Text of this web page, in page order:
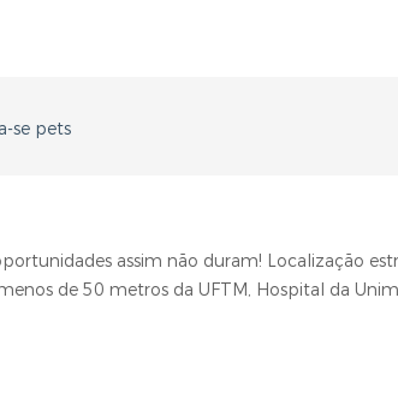
se pets
assim não duram! Localização
de 50 metros da UFTM, Hospital da